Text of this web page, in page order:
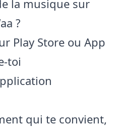
la musique sur
?
Play Store ou App
toi
qui te convient,